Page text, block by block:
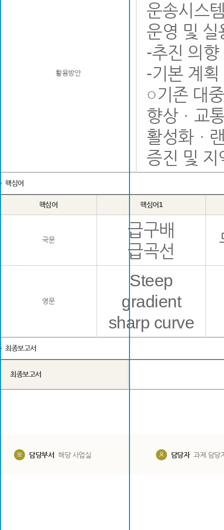
활용방안
운송시스
운영 및 실
-추진 의
-기본 계
○기존 대
향상ㆍ교
활성화ㆍ
증진 및 지
핵심어
핵심어 핵심어1
국문
급구배
급곡선
영문
Steep
gradient
sharp curve
최종보고서
최종보고서
담당부서 해당 사업실 담당자 과제 담당